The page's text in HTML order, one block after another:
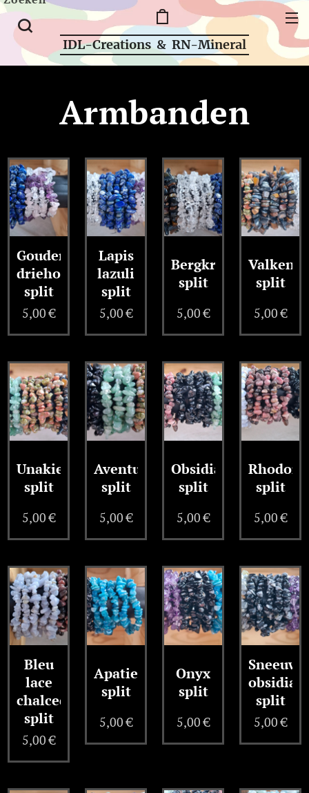
IDL-Creations & RN-Mineral
Armbanden
Gouden
driehoek
split
5,00€
Lapis
lazuli
split
5,00€
Bergkristal
split
5,00€
split
5,00€
Unakiet
split
5,00€
Aventurijn
split
5,00€
Obsidiaan
split
5,00€
split
5,00€
Bleu
lace
chalcedooon
split
5,00€
Apatiet
split
5,00€
Onyx
split
5,00€
split
5,00€